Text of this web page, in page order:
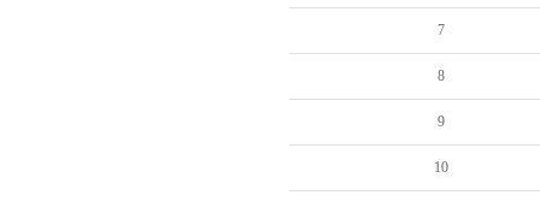
7
8
9
10